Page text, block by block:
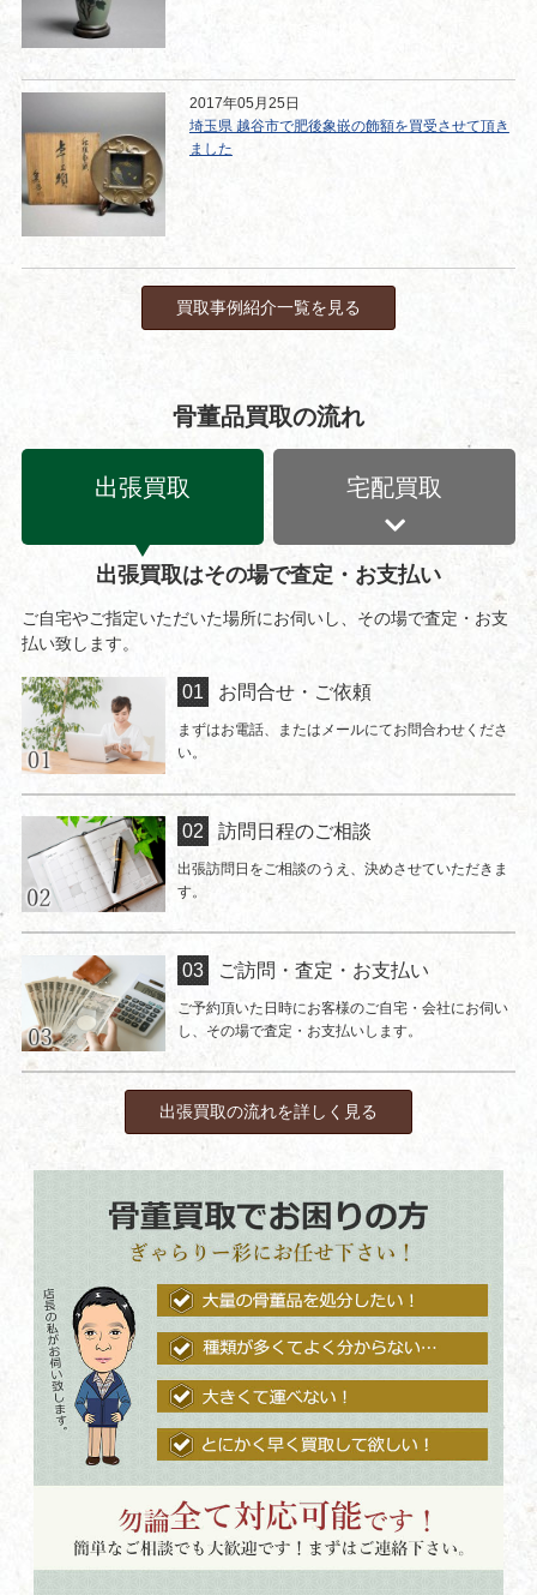
2017年05月25日
埼玉県 越谷市で肥後象嵌の飾額を買受させて頂き
ました
買取事例紹介一覧を見る
骨董品買取の流れ
出張買取 宅配買取
出張買取はその場で査定・お支払い
ご自宅やご指定いただいた場所にお伺いし、その場で査定・お支
払い致します。
お問合せ・ご依頼
まずはお電話、またはメールにてお問合わせくださ
い。
訪問日程のご相談
出張訪問日をご相談のうえ、決めさせていただきま
す。
ご訪問・査定・お支払い
ご予約頂いた日時にお客様のご自宅・会社にお伺い
し、その場で査定・お支払いします。
出張買取の流れを詳しく見る